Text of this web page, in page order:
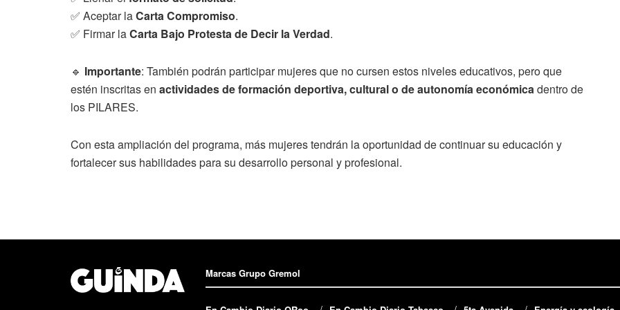
✅ Aceptar laCarta Compromiso.
✅ Firmar laCarta Bajo Protesta de Decir la Verdad.
🔹 Importante: También podrán participar mujeres que no cursen estos niveles educativos, pero que
estén inscritas en actividades de formación deportiva, cultural o de autonomía económicadentro de
los PILARES.
Con esta ampliación del programa, más mujeres tendrán la oportunidad de continuar su educación y
fortalecer sus habilidades para su desarrollo personal y profesional.
Marcas Grupo Gremol